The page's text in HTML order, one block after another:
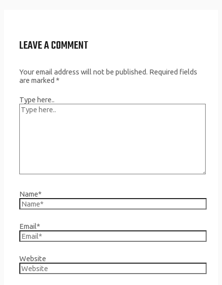
LEAVE A COMMENT
Your email address will not be published. Required fields
are marked*
Type here..
Name*
Email*
Website